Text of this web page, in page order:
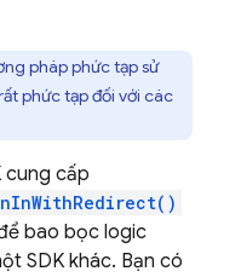
pháp phức tạp sử
phức tạp đối với các
cung cấp
bao bọc logic
SDK khác. Bạn có